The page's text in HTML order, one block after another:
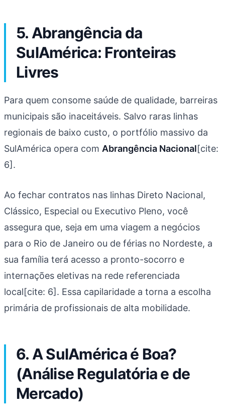
5. Abrangência da
SulAmérica: Fronteiras
Livres
Para quem consome saúde de qualidade, barreiras
municipais são inaceitáveis. Salvo raras linhas
regionais de baixo custo, o portfólio massivo da
SulAmérica opera com Abrangência Nacional[cite:
6].
Ao fechar contratos nas linhas Direto Nacional,
Clássico, Especial ou Executivo Pleno, você
assegura que, seja em uma viagem a negócios
para o Rio de Janeiro ou de férias no Nordeste, a
sua família terá acesso a pronto-socorro e
internações eletivas na rede referenciada
local[cite: 6]. Essa capilaridade a torna a escolha
primária de profissionais de alta mobilidade.
6. A SulAmérica é Boa?
(Análise Regulatória e de
Mercado)